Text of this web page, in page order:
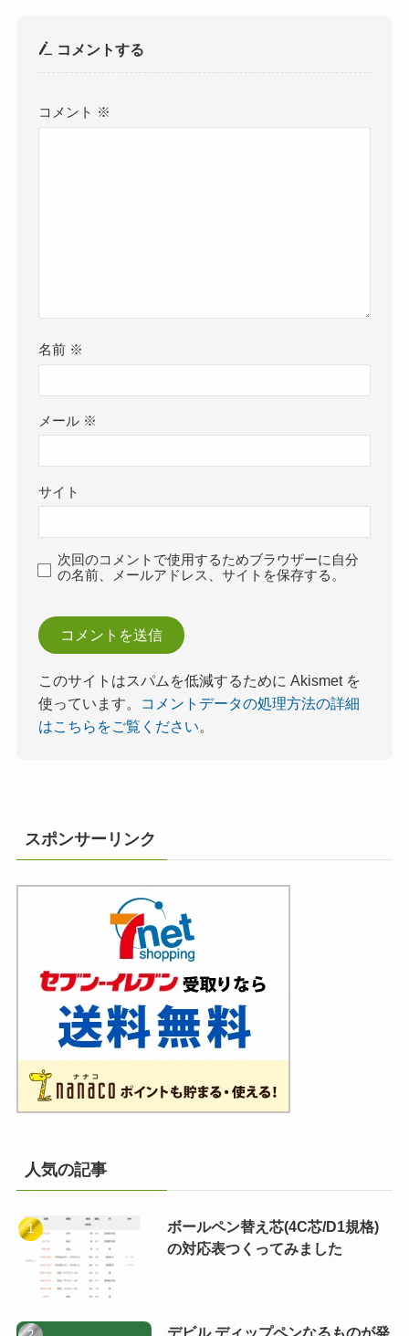
コメントする
コメント ※
名前 ※
メール ※
サイト
次回のコメントで使用するためブラウザーに自分
の名前、メールアドレス、サイトを保存する。
このサイトはスパムを低減するために Akismet を
使っています。
コメントデータの処理方法の詳細
はこちらをご覧ください
スポンサーリンク
人気の記事
ボールペン替え芯(4C芯/D1規格)
の対応表つくってみました
デビル ディップペンなるものが発